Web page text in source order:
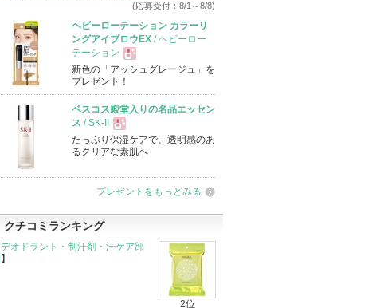
(応募受付：8/1～8/8)
ヘビーローテーション カラーリ
ングアイブロウEX / ヘビーロー
テーション
現
品
新色の「アッシュグレージュ」を
プレゼント！
ベスコス殿堂入りの名品エッセン
ス / SK-II
現
品
たっぷり保湿ケアで、透明感のあ
るクリアな素肌へ
プレゼントをもっとみる
クチコミランキング
デオドラント・制汗剤・汗ケア部
】
2位